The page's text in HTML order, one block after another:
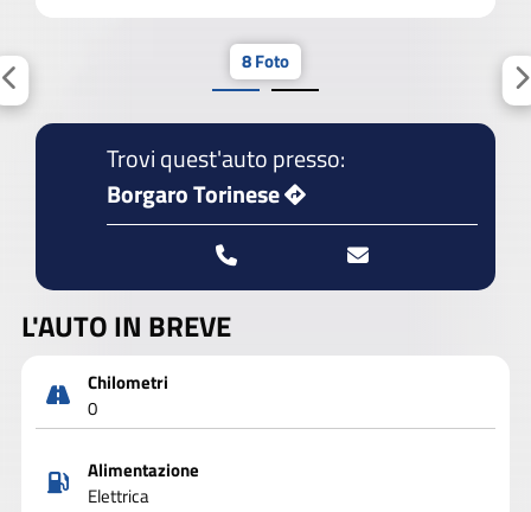
8 Foto
Trovi quest'auto presso:
Borgaro Torinese
L'AUTO IN BREVE
Chilometri
0
Alimentazione
Elettrica